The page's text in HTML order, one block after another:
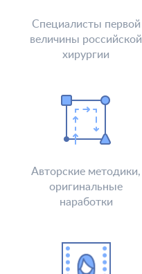
Специалисты первой
величины российской
хирургии
Авторские методики,
оригинальные
наработки